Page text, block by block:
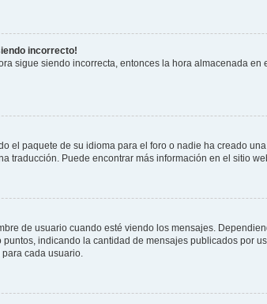
incorrecto!
sigue siendo incorrecta, entonces la hora almacenada
el paquete de su idioma para el foro o nadie ha creado
traducción. Puede encontrar más información en el sitio
de usuario cuando esté viendo los mensajes.
indicando la cantidad de mensajes publicados por
cada usuario.